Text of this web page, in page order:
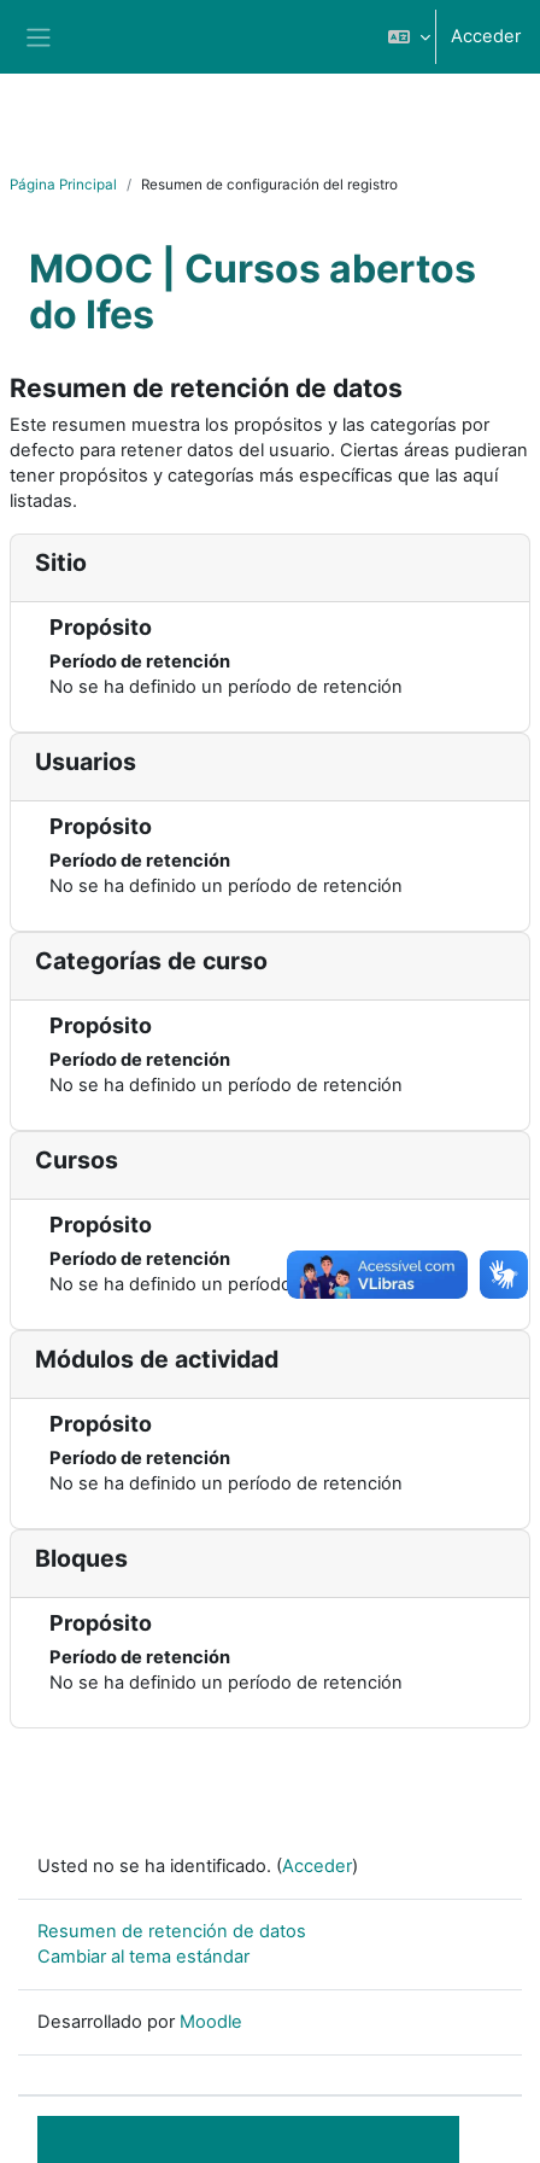
Acceder
Página Principal Resumen de configuración del registro
MOOC | Cursos abertos
do Ifes
Resumen de retención de datos
Este resumen muestra los propósitos y las categorías por
defecto para retener datos del usuario. Ciertas áreas pudieran
tener propósitos y categorías más específicas que las aquí
listadas.
Sitio
Propósito
Período de retención
No se ha definido un período de retención
Usuarios
Propósito
Período de retención
No se ha definido un período de retención
Categorías de curso
Propósito
Período de retención
No se ha definido un período de retención
Cursos
Propósito
Período de retención
No se ha definido un período de retención
Módulos de actividad
Propósito
Período de retención
No se ha definido un período de retención
Bloques
Propósito
Período de retención
No se ha definido un período de retención
Usted no se ha identificado. (Acceder)
Resumen de retención de datos
Cambiar al tema estándar
Desarrollado por Moodle